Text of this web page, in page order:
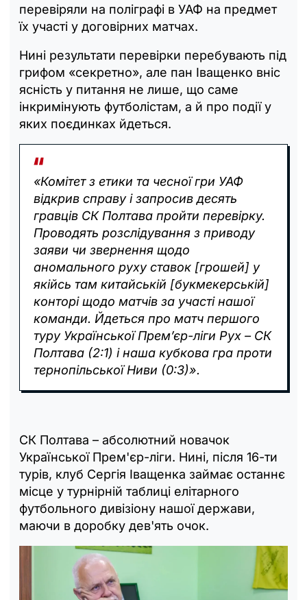
перевіряли на поліграфі в УАФ на предмет
їх участі у договірних матчах.
Нині результати перевірки перебувають під
грифом «секретно», але пан Іващенко вніс
ясність у питання не лише, що саме
інкримінують футболістам, а й про події у
яких поєдинках йдеться.
«Комітет з етики та чесної гри УАФ
відкрив справу і запросив десять
гравців СК Полтава пройти перевірку.
Проводять розслідування з приводу
заяви чи звернення щодо
аномального руху ставок [грошей] у
якійсь там китайській [букмекерській]
конторі щодо матчів за участі нашої
команди. Йдеться про матч першого
туру Української Прем’єр-ліги Рух – СК
Полтава (2:1) і наша кубкова гра проти
тернопільської Ниви (0:3)».
СК Полтава – абсолютний новачок
Української Прем'єр-ліги. Нині, після 16-ти
турів, клуб Сергія Іващенка займає останнє
місце у турнірній таблиці елітарного
футбольного дивізіону нашої держави,
маючи в доробку дев'ять очок.